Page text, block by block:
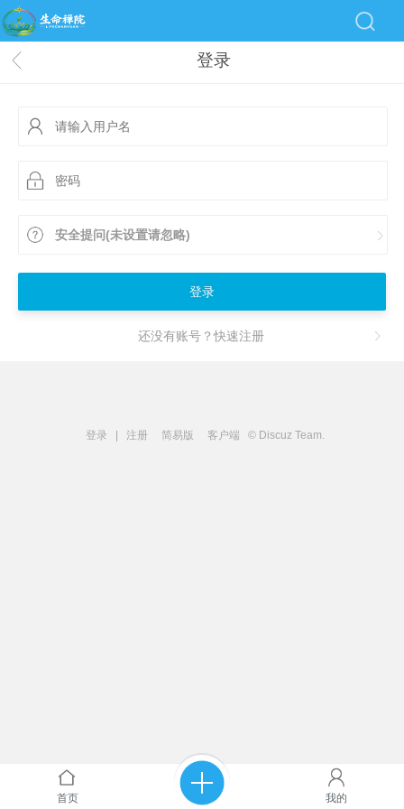
登录
安全提问(未设置请忽略)
登录
还没有账号？快速注册
登录 注册 简易版 客户端 © Discuz Team.
首页 我的